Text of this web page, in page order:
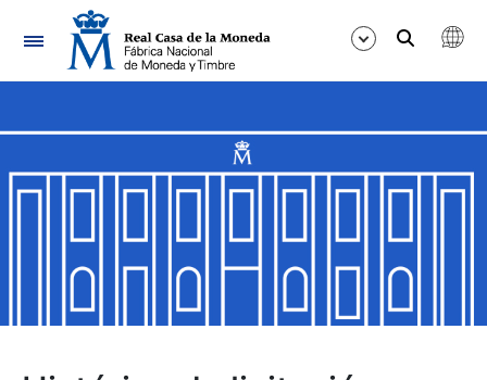
Navegación
Mostrar/Ocultar
Mostrar/Ocultar
Mostrar/Ocultar